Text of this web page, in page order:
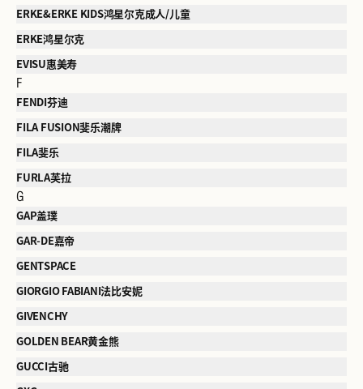
ERKE&ERKE KIDS鸿星尔克成人/儿童
ERKE鸿星尔克
EVISU惠美寿
F
FENDI芬迪
FILA FUSION斐乐潮牌
FILA斐乐
FURLA芙拉
G
GAP盖璞
GAR-DE嘉帝
GENTSPACE
GIORGIO FABIANI法比安妮
GIVENCHY
GOLDEN BEAR黄金熊
GUCCI古驰